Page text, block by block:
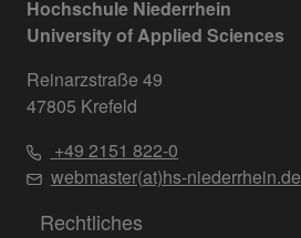
Hochschule Niederrhein
University of Applied Sciences
Reinarzstraße 49
47805 Krefeld
+49 2151 822-0
webmaster(at)hs-niederrhein.de
Rechtliches